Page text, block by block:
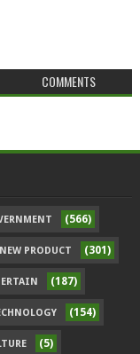
COMMENTS
(566)
NEW PRODUCT (301)
(187)
(154)
(5)